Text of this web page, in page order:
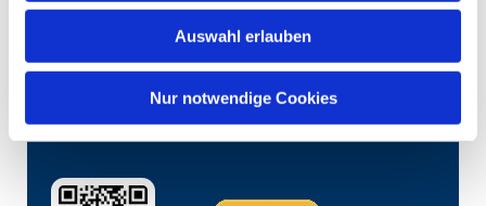
Auswahl erlauben
Nur notwendige Cookies